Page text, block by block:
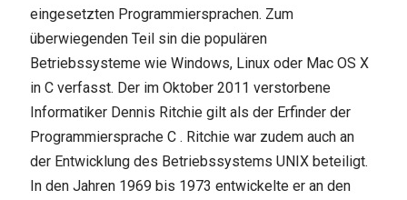
eingesetzten Programmiersprachen. Zum
überwiegenden Teil sin die populären
Betriebssysteme wie Windows, Linux oder Mac OS X
in C verfasst. Der im Oktober 2011 verstorbene
Informatiker Dennis Ritchie gilt als der Erfinder der
Programmiersprache C . Ritchie war zudem auch an
der Entwicklung des Betriebssystems UNIX beteiligt.
In den Jahren 1969 bis 1973 entwickelte er an den